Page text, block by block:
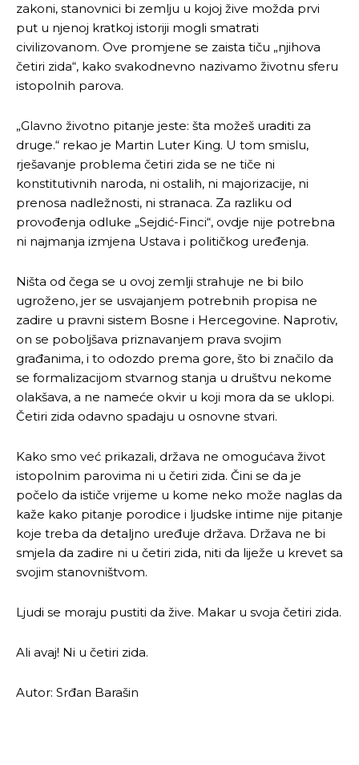
zakoni, stanovnici bi zemlju u kojoj žive možda prvi
put u njenoj kratkoj istoriji mogli smatrati
civilizovanom. Ove promjene se zaista tiču „njihova
četiri zida“, kako svakodnevno nazivamo životnu sferu
istopolnih parova.
„Glavno životno pitanje jeste: šta možeš uraditi za
druge.“ rekao je Martin Luter King. U tom smislu,
rješavanje problema četiri zida se ne tiče ni
konstitutivnih naroda, ni ostalih, ni majorizacije, ni
prenosa nadležnosti, ni stranaca. Za razliku od
provođenja odluke „Sejdić-Finci“, ovdje nije potrebna
ni najmanja izmjena Ustava i političkog uređenja.
Ništa od čega se u ovoj zemlji strahuje ne bi bilo
ugroženo, jer se usvajanjem potrebnih propisa ne
zadire u pravni sistem Bosne i Hercegovine. Naprotiv,
on se poboljšava priznavanjem prava svojim
građanima, i to odozdo prema gore, što bi značilo da
se formalizacijom stvarnog stanja u društvu nekome
olakšava, a ne nameće okvir u koji mora da se uklopi.
Četiri zida odavno spadaju u osnovne stvari.
Kako smo već prikazali, država ne omogućava život
istopolnim parovima ni u četiri zida. Čini se da je
počelo da ističe vrijeme u kome neko može naglas da
kaže kako pitanje porodice i ljudske intime nije pitanje
koje treba da detaljno uređuje država. Država ne bi
smjela da zadire ni u četiri zida, niti da liježe u krevet sa
svojim stanovništvom.
Ljudi se moraju pustiti da žive. Makar u svoja četiri zida.
Ali avaj! Ni u četiri zida.
Autor: Srđan Barašin